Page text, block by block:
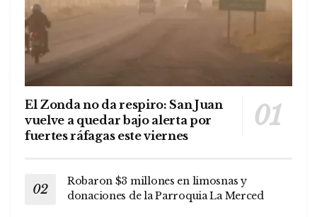
El Zonda no da respiro: San Juan
vuelve a quedar bajo alerta por
fuertes ráfagas este viernes
Robaron $3 millones en limosnas y
donaciones de la Parroquia La Merced